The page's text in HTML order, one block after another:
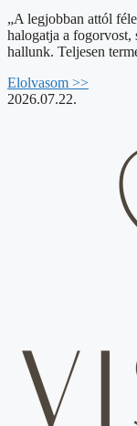
„A legjobban attól
halogatja a fogorvost,
hallunk. Teljesen
Elolvasom >>
2026.07.22.